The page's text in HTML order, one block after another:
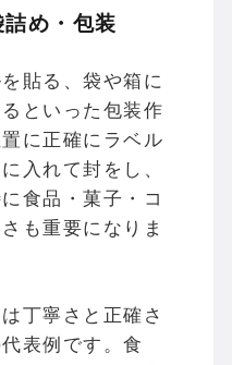
め・包装
貼る、袋や箱に
といった包装作
に正確にラベル
入れて封をし、
食品・菓子・コ
も重要になりま
丁寧さと正確さ
表例です。食